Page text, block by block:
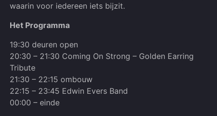
waarin voor iedereen iets bijzit.
Het Programma
19:30 deuren open
20:30 – 21:30 Coming On Strong – Golden Earring
Tribute
21:30 – 22:15 ombouw
22:15 – 23:45 Edwin Evers Band
00:00 – einde